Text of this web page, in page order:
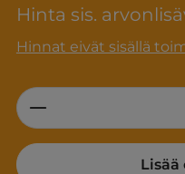
Hinta sis.
Hinnat eivät sisällä
Product
Lisää